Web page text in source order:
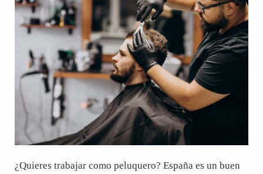
¿Quieres trabajar como peluquero? España es un buen